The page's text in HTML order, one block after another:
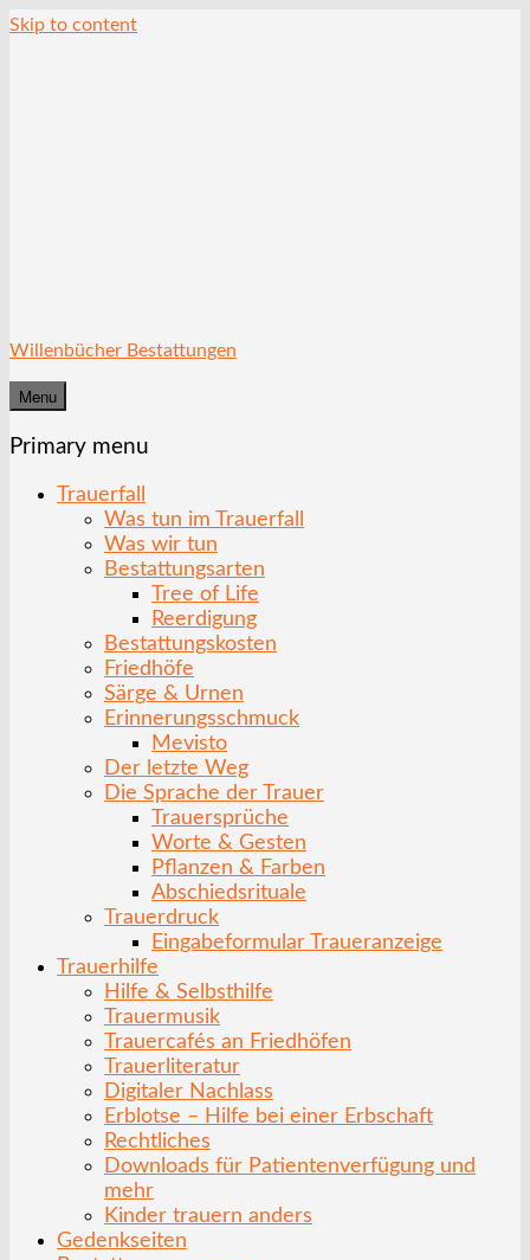
Skip to content
Willenbücher Bestattungen
Menu
Primary menu
Trauerfall
Was tun im Trauerfall
Was wir tun
Bestattungsarten
Tree of Life
Reerdigung
Bestattungskosten
Friedhöfe
Särge & Urnen
Erinnerungsschmuck
Mevisto
Der letzte Weg
Die Sprache der Trauer
Trauersprüche
Worte & Gesten
Pflanzen & Farben
Abschiedsrituale
Trauerdruck
Eingabeformular Traueranzeige
Trauerhilfe
Hilfe & Selbsthilfe
Trauermusik
Trauercafés an Friedhöfen
Trauerliteratur
Digitaler Nachlass
Erblotse – Hilfe bei einer Erbschaft
Rechtliches
Downloads für Patientenverfügung und
mehr
Kinder trauern anders
Gedenkseiten